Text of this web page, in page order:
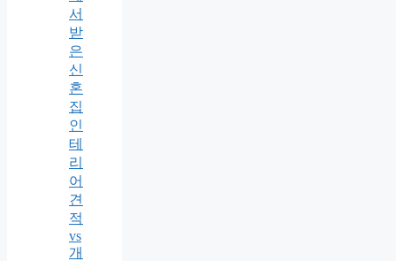
서
받
은
신
혼
집
인
테
리
어
견
적
vs
개